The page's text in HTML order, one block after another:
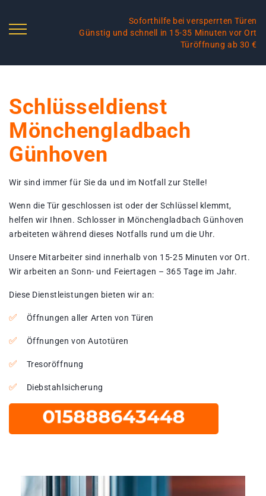
Soforthilfe bei versperrten Türen
Günstig und schnell in 15-35 Minuten vor Ort
Türöffnung ab 30 €
Schlüsseldienst
Mönchengladbach
Günhoven
Wir sind immer für Sie da und im Notfall zur Stelle!
Wenn die Tür geschlossen ist oder der Schlüssel klemmt,
helfen wir Ihnen. Schlosser in Mönchengladbach Günhoven
arbeiteten während dieses Notfalls rund um die Uhr.
Unsere Mitarbeiter sind innerhalb von 15-25 Minuten vor Ort.
Wir arbeiten an Sonn- und Feiertagen – 365 Tage im Jahr.
Diese Dienstleistungen bieten wir an:
Öffnungen aller Arten von Türen
Öffnungen von Autotüren
Tresoröffnung
Diebstahlsicherung